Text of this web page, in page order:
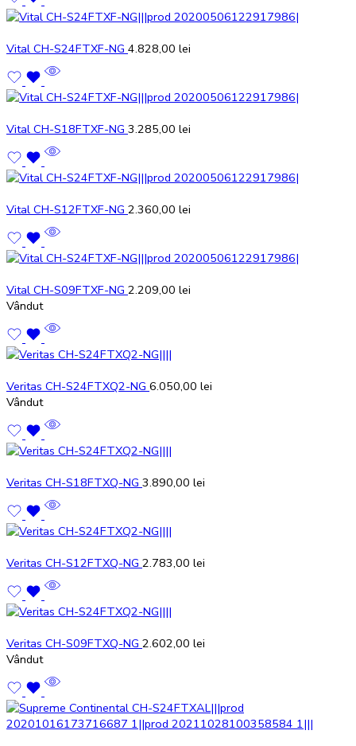
Vital CH-S24FTXF-NG 4.828,00 lei
Vital CH-S18FTXF-NG 3.285,00 lei
Vital CH-S12FTXF-NG 2.360,00 lei
Vital CH-S09FTXF-NG 2.209,00 lei
Vândut
Veritas CH-S24FTXQ2-NG 6.050,00 lei
Vândut
Veritas CH-S18FTXQ-NG 3.890,00 lei
Veritas CH-S12FTXQ-NG 2.783,00 lei
Veritas CH-S09FTXQ-NG 2.602,00 lei
Vândut